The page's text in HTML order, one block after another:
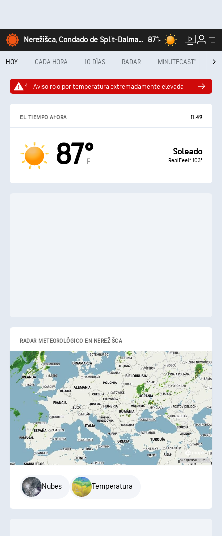
Nerežišca, Condado de Split-Dalmacia 87°F
HOY CADA HORA 10 DÍAS RADAR MINUTECAST®
4 Aviso rojo por temperatura extremadamente elevada
EL TIEMPO AHORA 11:49
87°
F
Soleado
RealFeel® 103°
RADAR METEOROLÓGICO EN NEREŽIŠCA
Nubes Temperatura